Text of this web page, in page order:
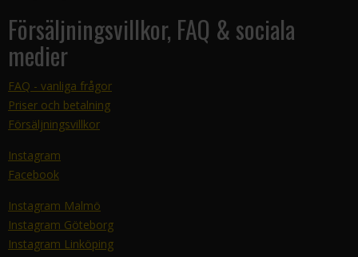
Försäljningsvillkor, FAQ & sociala
medier
FAQ - vanliga frågor
Priser och betalning
Försäljningsvillkor
Instagram
Facebook
Instagram Malmö
Instagram Göteborg
Instagram Linköping